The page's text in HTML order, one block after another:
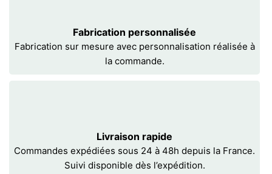
Fabrication personnalisée
Fabrication sur mesure avec personnalisation réalisée à
la commande.
Livraison rapide
Commandes expédiées sous 24 à 48h depuis la France.
Suivi disponible dès l’expédition.